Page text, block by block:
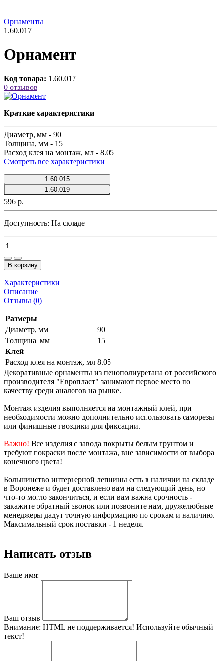
Орнаменты
1.60.017
Орнамент
Код товара: 1.60.017
0 отзывов
Краткие характеристики
Диаметр, мм - 90
Толщина, мм - 15
Расход клея на монтаж, мл - 8.05
Смотреть все характеристики
1.60.015
1.60.019
596 р.
Доступность: На складе
В корзину
Характеристики
Описание
Отзывы (0)
Размеры
Диаметр, мм
90
Толщина, мм
15
Клей
Расход клея на монтаж, мл 8.05
Декоративные орнаменты из пенополиуретана от российского
производителя "Европласт" занимают первое место по
качеству среди аналогов на рынке.
Монтаж изделия выполняется на монтажный клей, при
необходимости можно дополнительно использовать саморезы
или финишные гвоздики для фиксации.
Важно! Все изделия с завода покрыты белым грунтом и
требуют покраски после монтажа, вне зависимости от выбора
конечного цвета!
Большинство интерьерной лепнины есть в наличии на складе
в Воронеже и будет доставлено вам на следующий день, но
что-то могло закончиться, и если вам важна срочность -
закажите обратный звонок или позвоните нам, дружелюбные
менеджеры дадут точную информацию по срокам и наличию.
Максимальный срок поставки - 1 неделя.
Написать отзыв
Ваше имя:
Ваш отзыв
Внимание: HTML не поддерживается! Используйте обычный
текст!